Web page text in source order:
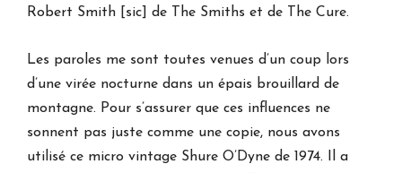
Robert Smith [sic] de The Smiths et de The Cure.
Les paroles me sont toutes venues d’un coup lors
d’une virée nocturne dans un épais brouillard de
montagne. Pour s’assurer que ces influences ne
sonnent pas juste comme une copie, nous avons
utilisé ce micro vintage Shure O’Dyne de 1974. Il a